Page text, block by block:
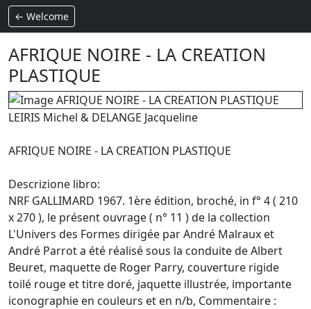
← Welcome
AFRIQUE NOIRE - LA CREATION
PLASTIQUE
LEIRIS Michel & DELANGE Jacqueline
AFRIQUE NOIRE - LA CREATION PLASTIQUE
Descrizione libro:
NRF GALLIMARD 1967. 1ère édition, broché, in f° 4 ( 210
x 270 ), le présent ouvrage ( n° 11 ) de la collection
L'Univers des Formes dirigée par André Malraux et
André Parrot a été réalisé sous la conduite de Albert
Beuret, maquette de Roger Parry, couverture rigide
toilé rouge et titre doré, jaquette illustrée, importante
iconographie en couleurs et en n/b, Commentaire :